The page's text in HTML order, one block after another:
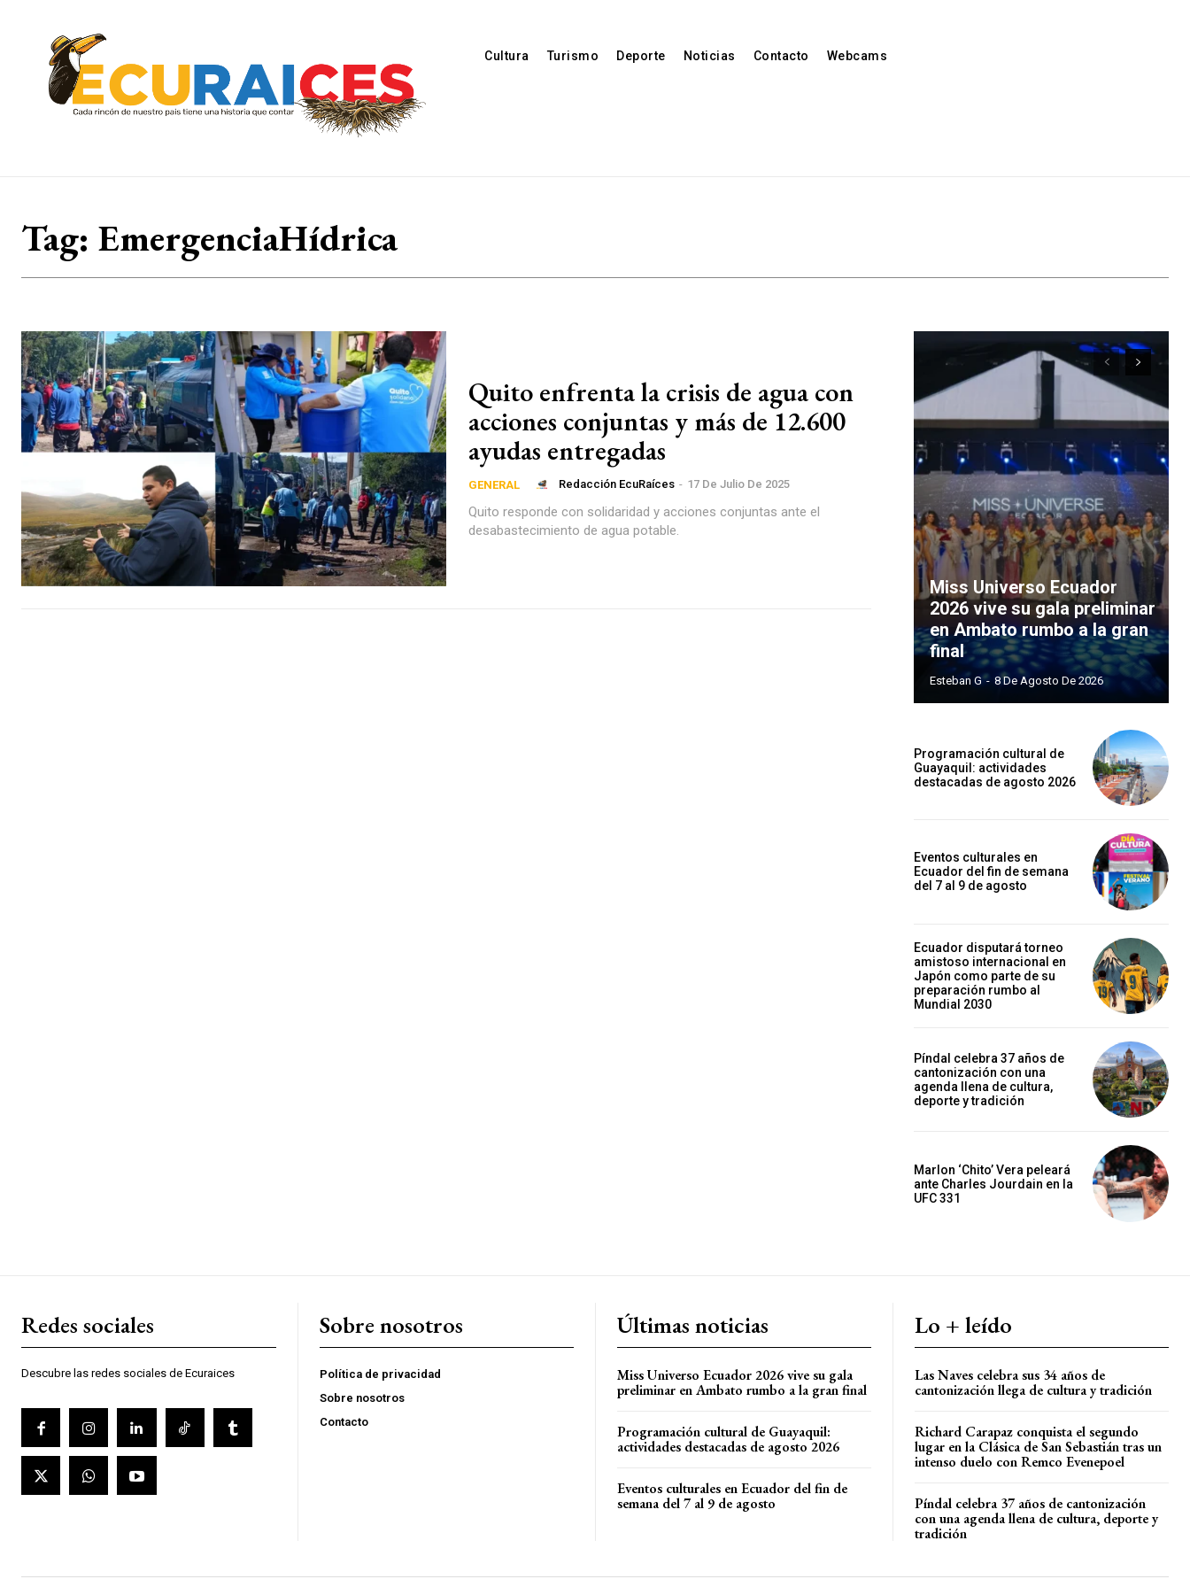
Cultura Turismo Deporte Noticias Contacto Webcams
Tag: EmergenciaHídrica
Quito enfrenta la crisis de agua con
acciones conjuntas y más de 12.600
ayudas entregadas
GENERAL Redacción EcuRaíces - 17 De Julio De 2025
Quito responde con solidaridad y acciones conjuntas ante el
desabastecimiento de agua potable.
Miss Universo Ecuador
2026 vive su gala preliminar
en Ambato rumbo a la gran
final
Esteban G - 8 De Agosto De 2026
Programación cultural de
Guayaquil: actividades
destacadas de agosto 2026
Eventos culturales en
Ecuador del fin de semana
del 7 al 9 de agosto
Ecuador disputará torneo
amistoso internacional en
Japón como parte de su
preparación rumbo al
Mundial 2030
Píndal celebra 37 años de
cantonización con una
agenda llena de cultura,
deporte y tradición
Marlon ‘Chito’ Vera peleará
ante Charles Jourdain en la
UFC 331
Redes sociales
Descubre las redes sociales de Ecuraices
Sobre nosotros
Política de privacidad
Sobre nosotros
Contacto
Últimas noticias
Miss Universo Ecuador 2026 vive su gala
preliminar en Ambato rumbo a la gran final
Programación cultural de Guayaquil:
actividades destacadas de agosto 2026
Eventos culturales en Ecuador del fin de
semana del 7 al 9 de agosto
Lo + leído
Las Naves celebra sus 34 años de
cantonización llega de cultura y tradición
Richard Carapaz conquista el segundo
lugar en la Clásica de San Sebastián tras un
intenso duelo con Remco Evenepoel
Píndal celebra 37 años de cantonización
con una agenda llena de cultura, deporte y
tradición